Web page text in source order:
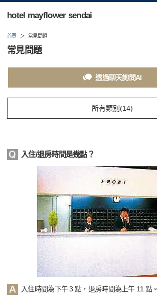
hotel mayflower sendai
首頁 常見問題
常見問題
透過聊天詢問AI
入住/退房時間是幾點？
入住時間為下午 3 點，退房時間為上午 11 點。